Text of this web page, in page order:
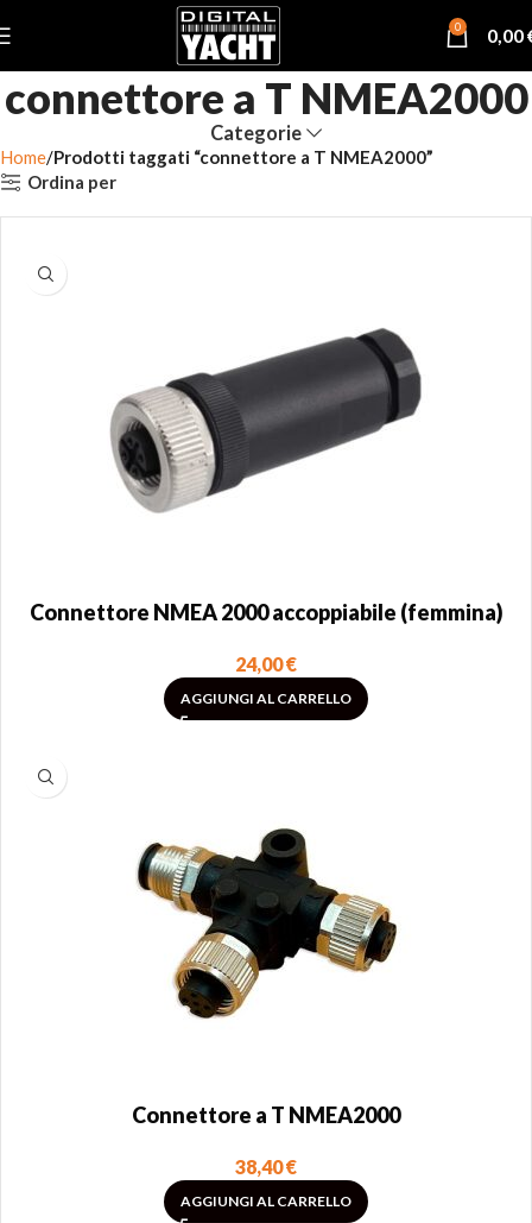
0 0,00
connettore a T NMEA2000
Categorie
Home Prodotti taggati “connettore a T NMEA2000”
Ordina per
Connettore NMEA 2000 accoppiabile (femmina)
24,00€
AGGIUNGI AL CARRELLO
Connettore a T NMEA2000
38,40€
AGGIUNGI AL CARRELLO